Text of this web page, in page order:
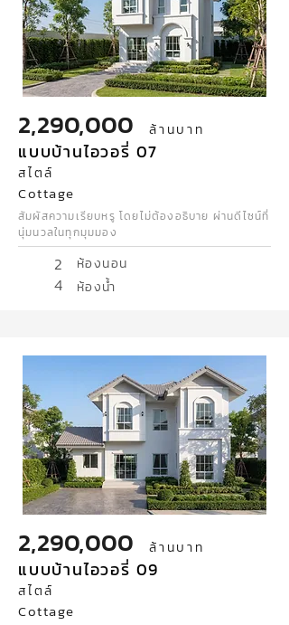
2,290,000 ล้านบาท
แบบบ้านไอวอรี่ 07
สไตล์
Cottage
สัมผัสความเรียบหรู โดยไม่ต้องอธิบาย ผ่านดีไซน์ที่
นุ่มนวลในทุกมุมมอง
2 ห้องนอน
4 ห้องน้ำ
2,290,000 ล้านบาท
แบบบ้านไอวอรี่ 09
สไตล์
Cottage